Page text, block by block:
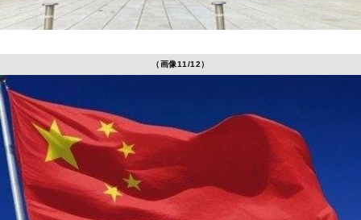
（画像11/12）